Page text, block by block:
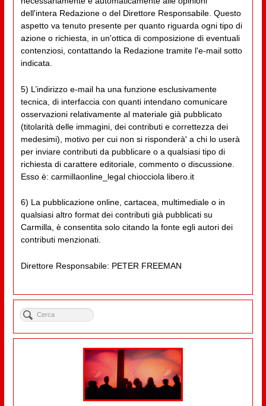
dell'intera Redazione o del Direttore Responsabile. Questo
aspetto va tenuto presente per quanto riguarda ogni tipo di
azione o richiesta, in un'ottica di composizione di eventuali
contenziosi, contattando la Redazione tramite l'e-mail sotto
indicata.
5) L’indirizzo e-mail ha una funzione esclusivamente
tecnica, di interfaccia con quanti intendano comunicare
osservazioni relativamente al materiale già pubblicato
(titolarità delle immagini, dei contributi e correttezza dei
medesimi), motivo per cui non si risponderà' a chi lo userà
per inviare contributi da pubblicare o a qualsiasi tipo di
richiesta di carattere editoriale, commento o discussione.
Esso è: carmillaonline_legal chiocciola libero.it
6) La pubblicazione online, cartacea, multimediale o in
qualsiasi altro format dei contributi già pubblicati su
Carmilla, è consentita solo citando la fonte egli autori dei
contributi menzionati.
Direttore Responsabile: PETER FREEMAN